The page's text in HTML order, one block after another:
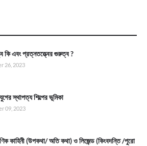
কি এবং প্রত্নতত্ত্বের গুরুত্ব ?
26, 2023
স্থাপত্য শিল্পের ভূমিকা
09, 2023
কাহিনী (উপকথা/ অতি কথা) ও লিজেন্ড (কিংবদন্তি /পুরো